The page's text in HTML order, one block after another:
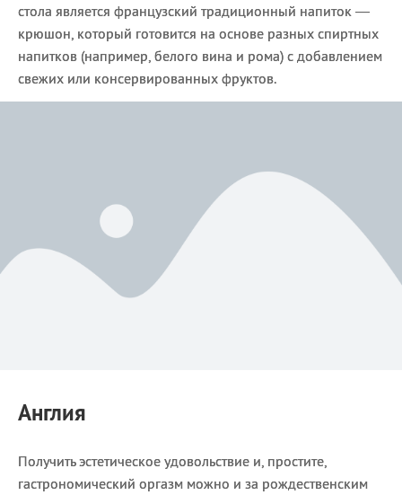
стола является французский традиционный напиток —
крюшон, который готовится на основе разных спиртных
напитков (например, белого вина и рома) с добавлением
свежих или консервированных фруктов.
Англия
Получить эстетическое удовольствие и, простите,
гастрономический оргазм можно и за рождественским